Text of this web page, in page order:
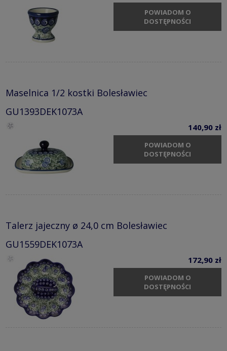
POWIADOM O
DOSTĘPNOŚCI
Maselnica 1/2 kostki Bolesławiec
GU1393DEK1073A
140,90 zł
POWIADOM O
DOSTĘPNOŚCI
Talerz jajeczny ø 24,0 cm Bolesławiec
GU1559DEK1073A
172,90 zł
POWIADOM O
DOSTĘPNOŚCI